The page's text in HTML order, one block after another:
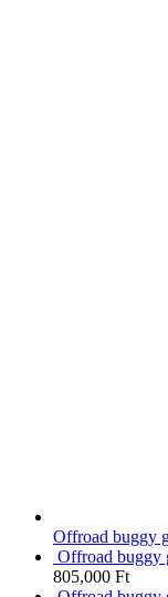
Offroad buggy
Offroad buggy
805,000 Ft